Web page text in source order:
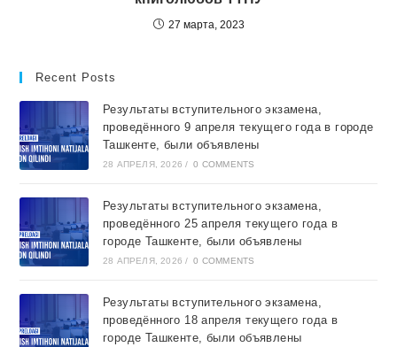
27 марта, 2023
Recent Posts
Результаты вступительного экзамена,
проведённого 9 апреля текущего года в городе
Ташкентe, были объявлены
28 АПРЕЛЯ, 2026 / 0 COMMENTS
Результаты вступительного экзамена,
проведённого 25 апреля текущего года в
городе Ташкентe, были объявлены
28 АПРЕЛЯ, 2026 / 0 COMMENTS
Результаты вступительного экзамена,
проведённого 18 апреля текущего года в
городе Ташкентe, были объявлены